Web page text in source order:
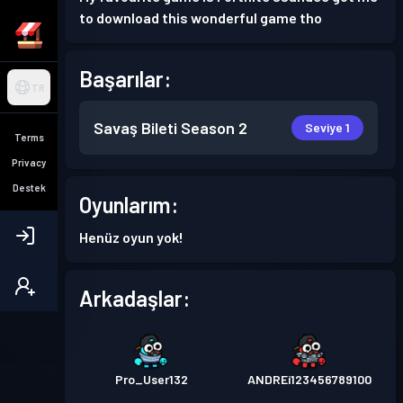
TR
Terms
Privacy
Destek
to download this wonderful game tho
Başarılar:
Savaş Bileti Season 2 Seviye 1
Oyunlarım:
Henüz oyun yok!
Arkadaşlar:
Pro_User132 ANDREi123456789100